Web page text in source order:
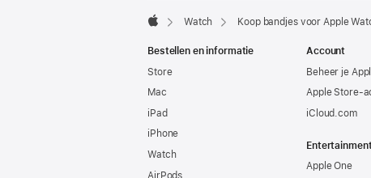
Watch Koop bandjes voor Apple
Bestellen en informatie
Store
Mac
iPad
iPhone
Watch
AirPods
Account
Beheer je
Apple Store-
iCloud.com
Apple One